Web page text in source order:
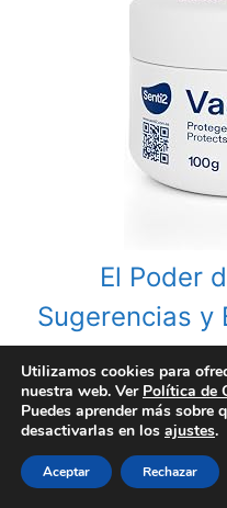
El Poder
Sugerencias y
Categories
Antiácidos,
Tags
Sal de Frutas
Post
Utilizamos cookies para
nuestra web. Ver Política de
Puedes aprender más sobre
desactivarlas en los ajustes.
Aceptar Rechazar